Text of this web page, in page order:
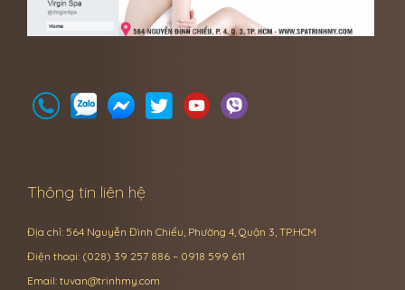
Thông tin liên hệ
Địa chỉ: 564 Nguyễn Đình Chiểu, Phường 4, Quận 3, TP.HCM
Điện thoại: (028) 39 257 886 – 0918 599 611
Email: tuvan@trinhmy.com